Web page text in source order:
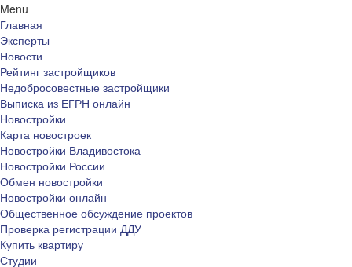
Menu
Главная
Эксперты
Новости
Рейтинг застройщиков
Недобросовестные застройщики
Выписка из ЕГРН онлайн
Новостройки
Карта новостроек
Новостройки Владивостока
Новостройки России
Обмен новостройки
Новостройки онлайн
Общественное обсуждение проектов
Проверка регистрации ДДУ
Купить квартиру
Студии